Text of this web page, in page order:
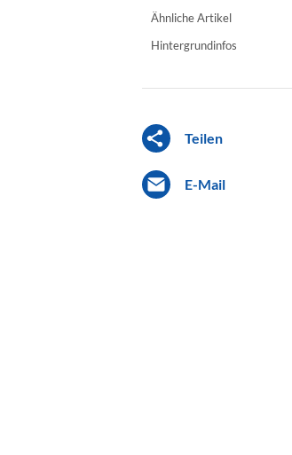
Ähnliche Artikel
Hintergrundinfos
Teilen
E-Mail